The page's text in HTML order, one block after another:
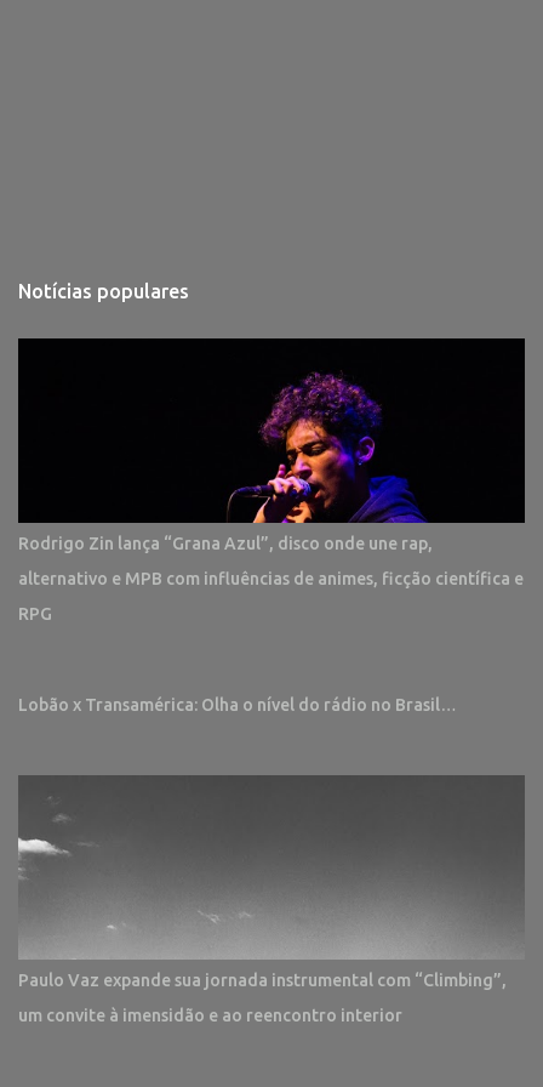
Notícias populares
Rodrigo Zin lança “Grana Azul”, disco onde une rap,
alternativo e MPB com influências de animes, ficção científica e
RPG
Lobão x Transamérica: Olha o nível do rádio no Brasil…
Paulo Vaz expande sua jornada instrumental com “Climbing”,
um convite à imensidão e ao reencontro interior